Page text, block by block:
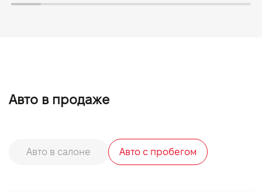
Авто в продаже
Авто в салоне Авто с пробегом